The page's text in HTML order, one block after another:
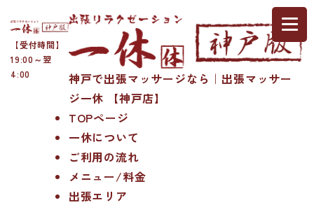
【受付時間】
19:00～翌
4:00
神戸で出張マッサージなら｜出張マッサー
ジ一休 【神戸店】
TOPページ
一休について
ご利用の流れ
メニュー/料金
出張エリア